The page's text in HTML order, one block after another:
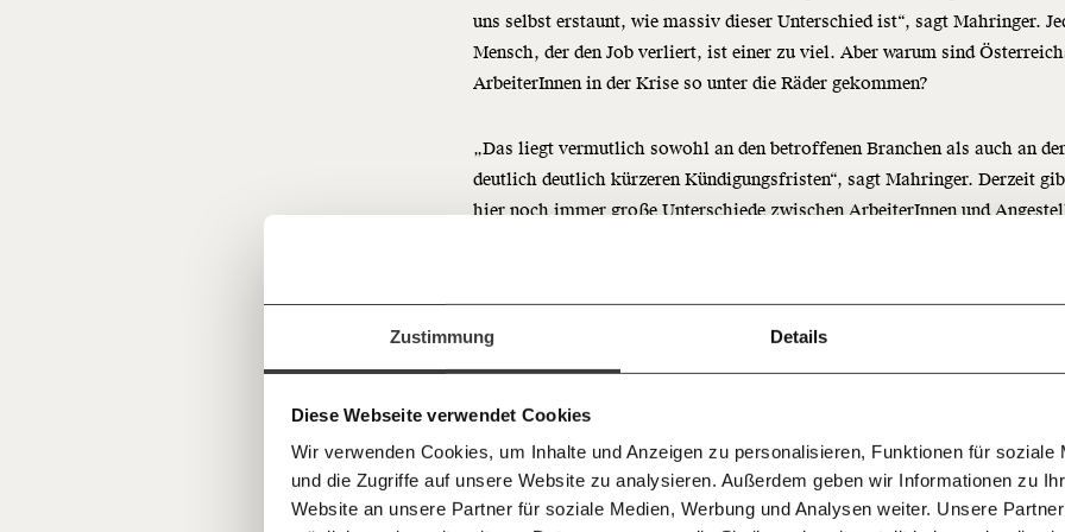
Zustimmung Details
Diese Webseite verwendet Cookies
Wir verwenden Cookies, um Inhalte und Anzeigen zu personalisieren, Funktionen für soziale
und die Zugriffe auf unsere Website zu analysieren. Außerdem geben wir Informationen zu
Website an unsere Partner für soziale Medien, Werbung und Analysen weiter. Unsere
Immer
dem
unseren
E-Mail-
Knackig
wichtigsten
Veränderung
Fördermitgliedund wir können gemeinsam unsere Wirtschaft so
im Netz. Unabhängig und werbefrei. Und das wird auch so bleiben.
Mitgliedsbeitrag.
Du überweist lieber direkt?
Hier unsere IBAN: AT34 4300 0498 0007 6017
Kontoinhaber: Momentum Institut - Verein für sozialen Fortschritt
50€
Jetzt
einfach
teilen.
Facebook Mastodon
uns selbst erstaunt, wie massiv dieser Unterschied ist“, sagt Mahringer.
Mensch, der den Job verliert, ist einer zu viel. Aber warum sind
ArbeiterInnen in der Krise so unter die Räder gekommen?
„Das liegt vermutlich sowohl an den betroffenen Branchen als auch an
deutlich deutlich kürzeren Kündigungsfristen“, sagt Mahringer. Derzeit
hier noch immer große Unterschiede zwischen ArbeiterInnen und
Regelfall nur zwei Wochen.
Gastgewerbe: 4 von 10 verloren
den Job
Besonders getroffen wurden ArbeiterInnen im Gastgewerbe: Hier hatten im